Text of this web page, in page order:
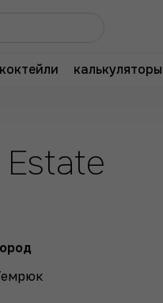
коктейли калькуляторы